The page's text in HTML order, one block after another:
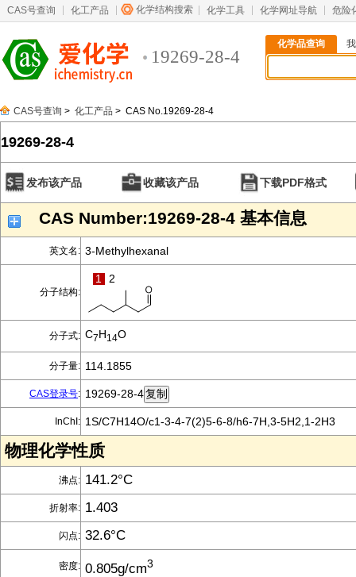
CAS号查询 化工产品 化学结构搜索 化学工具 化学网址导航 危险
19269-28-4
化学品查询
CAS号查询 > 化工产品 > CAS No.19269-28-4
19269-28-4
发布该产品 收藏该产品 下载PDF格式
CAS Number:19269-28-4 基本信息
英文名: 3-Methylhexanal
分子结构:
1 2
分子式: C7H14O
分子量: 114.1855
CAS登录号: 19269-28-4
InChI: 1S/C7H14O/c1-3-4-7(2)5-6-8/h6-7H,3-5H2,1-2H3
物理化学性质
沸点: 141.2°C
折射率: 1.403
闪点: 32.6°C
密度: 0.805g/cm3